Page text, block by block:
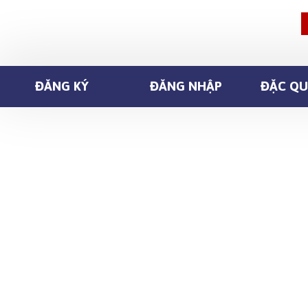
ĐĂNG KÝ ĐĂNG NHẬP ĐẶC